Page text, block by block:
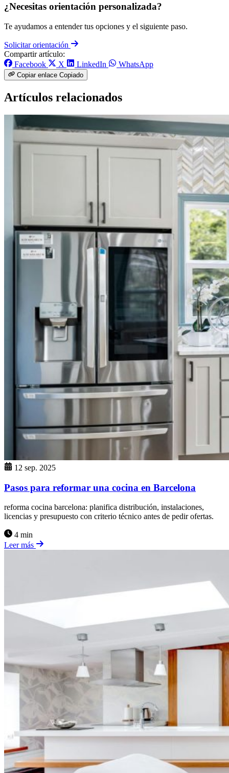
¿Necesitas orientación personalizada?
Te ayudamos a entender tus opciones y el siguiente paso.
Solicitar orientación
Compartir artículo:
Facebook
X LinkedIn WhatsApp
Copiar enlace Copiado
Artículos relacionados
12 sep. 2025
Pasos para reformar una cocina en Barcelona
reforma cocina barcelona: planifica distribución, instalaciones,
licencias y presupuesto con criterio técnico antes de pedir ofertas.
4 min
Leer más